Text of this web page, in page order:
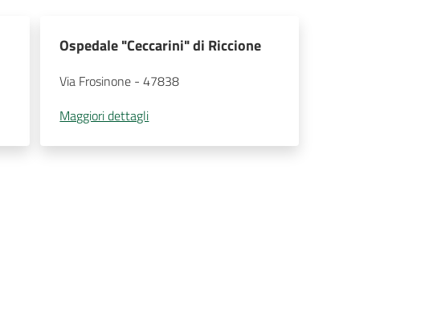
Ospedale "Ceccarini" di Riccione
Via Frosinone - 47838
Maggiori dettagli